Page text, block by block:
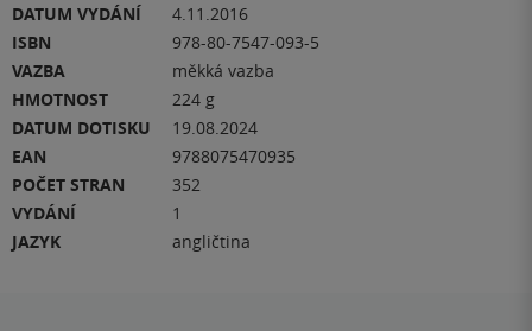
DATUM VYDÁNÍ
4.11.2016
ISBN
978-80-7547-093-5
VAZBA
měkká vazba
HMOTNOST
224 g
DATUM DOTISKU
19.08.2024
EAN
9788075470935
POČET STRAN
352
VYDÁNÍ
1
JAZYK
angličtina